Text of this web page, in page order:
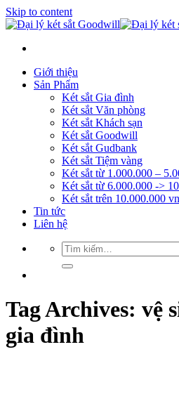
Skip to content
Giới thiệu
Sản Phẩm
Két sắt Gia đình
Két sắt Văn phòng
Két sắt Khách sạn
Két sắt Goodwill
Két sắt Gudbank
Két sắt Tiệm vàng
Két sắt từ 1.000.000 –
Két sắt từ 6.000.000 ->
Két sắt trên 10.000.000
Tin tức
Liên hệ
Tag Archives: vệ
gia đình